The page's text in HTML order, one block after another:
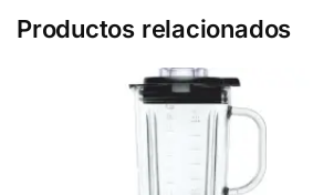
Productos relacionados